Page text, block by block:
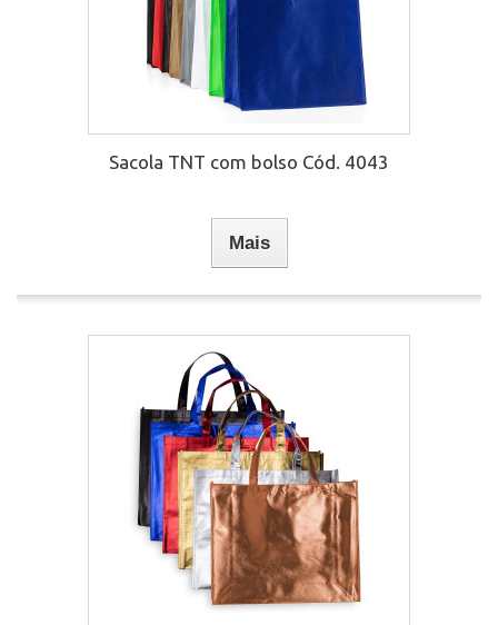
Sacola TNT com bolso Cód. 4043
Mais